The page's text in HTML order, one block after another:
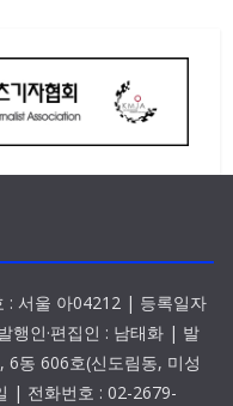
: 서울 아04212 | 등록일자
행인·편집인 : 남태화 | 발
6동 606호(신도림동, 미성
| 전화번호 : 02-2679-